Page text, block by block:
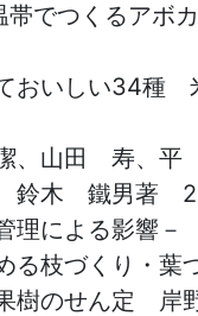
でつくるアボ
おいしい34
、山田 寿、
鈴木 鐵男著
管理による影
る枝づくり
樹のせん定